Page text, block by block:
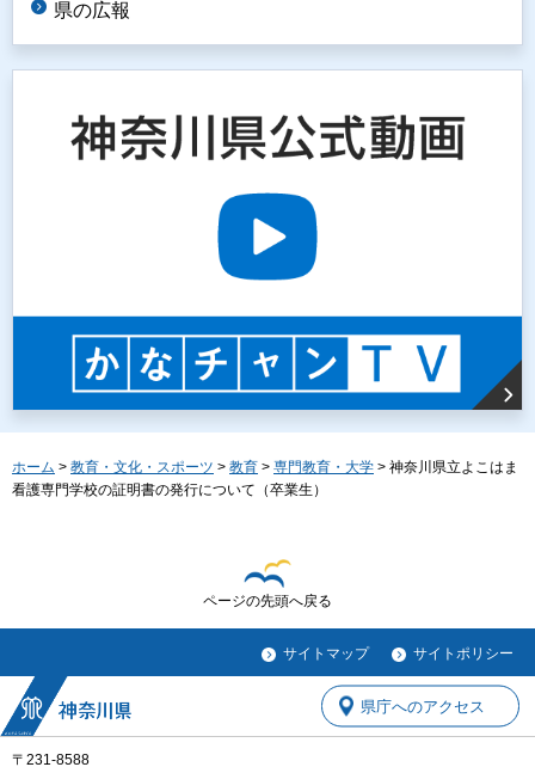
県の広報
ホーム > 教育・文化・スポーツ > 教育 > 専門教育・大学 > 神奈川県立よこはま
看護専門学校の証明書の発行について（卒業生）
ページの先頭へ戻る
サイトマップ サイトポリシー
〒231-8588
県庁へのアクセス